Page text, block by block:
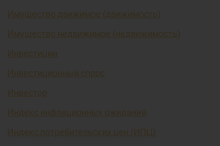
Имущество движимое (движимость)
Имущество недвижимое (недвижимость)
Инвестиции
Инвестиционный спрос
Инвестор
Индекс инфляционных ожиданий
Индекс потребительских цен (ИПЦ)